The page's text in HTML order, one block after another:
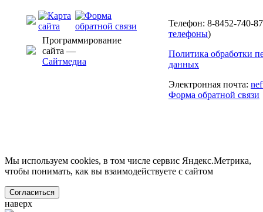
Программирование
сайта —
Сайтмедиа
Телефон: 8-8452-740-
телефоны)
Политика обработки
данных
Электронная почта:
Форма обратной связи
Мы используем cookies, в том числе сервис Яндекс.Метрика,
чтобы понимать, как вы взаимодействуете с сайтом
Согласиться
наверх